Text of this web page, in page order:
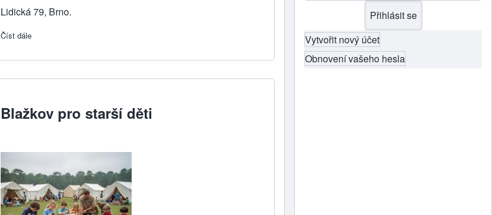
Lidická 79, Brno.
Číst dále about Přednáška "Karel starší ze Žerotína a předbělohorský evangelický sbor v Brně"
Blažkov pro starší děti
Vytvořit nový účet
Obnovení vašeho hesla